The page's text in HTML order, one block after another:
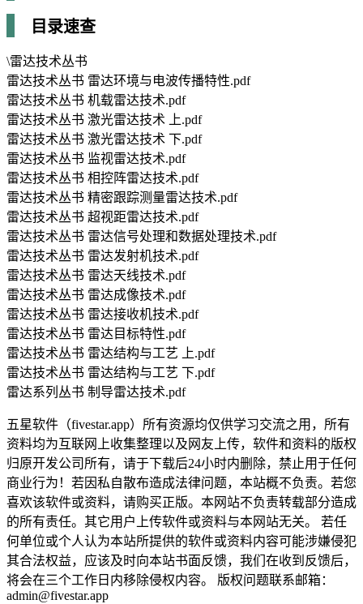
目录速查
\雷达技术丛书
雷达技术丛书 雷达环境与电波传播特性.pdf
雷达技术丛书 机载雷达技术.pdf
雷达技术丛书 激光雷达技术 上.pdf
雷达技术丛书 激光雷达技术 下.pdf
雷达技术丛书 监视雷达技术.pdf
雷达技术丛书 相控阵雷达技术.pdf
雷达技术丛书 精密跟踪测量雷达技术.pdf
雷达技术丛书 超视距雷达技术.pdf
雷达技术丛书 雷达信号处理和数据处理技术.pdf
雷达技术丛书 雷达发射机技术.pdf
雷达技术丛书 雷达天线技术.pdf
雷达技术丛书 雷达成像技术.pdf
雷达技术丛书 雷达接收机技术.pdf
雷达技术丛书 雷达目标特性.pdf
雷达技术丛书 雷达结构与工艺 上.pdf
雷达技术丛书 雷达结构与工艺 下.pdf
雷达系列丛书 制导雷达技术.pdf
五星软件（fivestar.app）所有资源均仅供学习交流之用，所有
资料均为互联网上收集整理以及网友上传，软件和资料的版权
归原开发公司所有，请于下载后24小时内删除，禁止用于任何
商业行为！若因私自散布造成法律问题，本站概不负责。若您
喜欢该软件或资料，请购买正版。本网站不负责转载部分造成
的所有责任。其它用户上传软件或资料与本网站无关。 若任
何单位或个人认为本站所提供的软件或资料内容可能涉嫌侵犯
其合法权益，应该及时向本站书面反馈，我们在收到反馈后，
将会在三个工作日内移除侵权内容。 版权问题联系邮箱：
admin@fivestar.app